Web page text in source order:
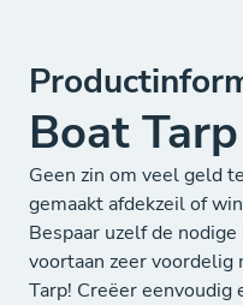
Boat
Geen zin om veel geld
gemaakt afdekzeil of
Bespaar uzelf de
voortaan zeer
Tarp! Creëer